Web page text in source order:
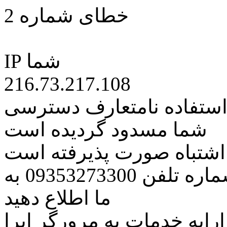
خطای شماره 2
IP شما
216.73.217.108
نامتعارف دسترسی
شما مسدود گردیده است
اشتباه صورت پذیرفته است
مراتب این مسئله را از طریق شماره تلفن 09353273300 به
ما اطلاع دهید
خدمات به مرورگر اپرا